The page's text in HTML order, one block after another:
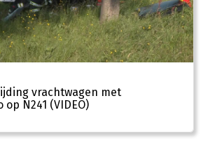
vrachtwagen met
N241 (VIDEO)